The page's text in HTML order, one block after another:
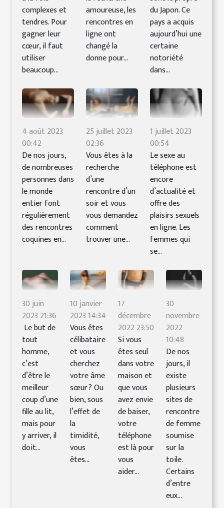
complexes et
tendres. Pour
gagner leur
cœur, il faut
utiliser
beaucoup...
amoureuse, les
rencontres en
ligne ont
changé la
donne pour...
du Japon. Ce
pays a acquis
aujourd’hui une
certaine
notoriété
dans...
4 août 2023
00:42
De nos jours,
de nombreuses
personnes dans
le monde
entier font
régulièrement
des rencontres
coquines en...
25 juillet 2023
02:36
Vous êtes à la
recherche
d’une
rencontre d’un
soir et vous
vous demandez
comment
trouver une...
1 juillet 2023
00:54
Le sexe au
téléphone est
encore
d’actualité et
offre des
plaisirs sexuels
en ligne. Les
femmes qui
se...
30 juin
2023 21:36
Le but de
tout
homme,
c’est
d’être le
meilleur
coup d’une
fille au lit,
mais pour
y arriver, il
doit...
10 janvier
2023 14:34
Vous êtes
célibataire
et vous
cherchez
votre âme
sœur ? Ou
bien, sous
l’effet de
la
timidité,
vous
êtes...
17
décembre
2022 23:50
Si vous
êtes seul
dans votre
maison et
que vous
avez envie
de baiser,
votre
téléphone
est là pour
vous
aider...
30
novembre
2022
10:48
De nos
jours, il
existe
plusieurs
sites de
rencontre
de femme
soumise
sur la
toile.
Certains
d’entre
eux...